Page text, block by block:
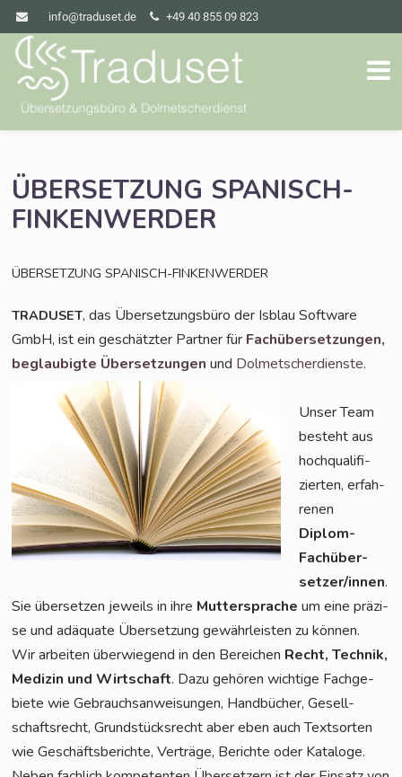
info@traduset.de +49 40 855 09 823
ÜBERSETZUNG SPANISCH-
FINKENWERDER
ÜBERSETZUNG SPANISCH-FINKENWERDER
TRADUSET, das Über­set­zungs­bü­ro der Isblau Soft­ware
GmbH, ist ein geschätz­ter Part­ner für Fach­über­set­zun­gen,
beglau­big­te Über­set­zun­gen und Dol­met­scher­diens­te.
Unser Team
besteht aus
hoch­qua­li­fi­
zier­ten, erfah­
re­nen
Diplom-
Fach­über­
set­zer/in­nen.
Sie über­set­zen jeweils in ihre Mut­ter­spra­che um eine prä­zi­
se und adäqua­te Über­set­zung gewähr­leis­ten zu können.
Wir arbei­ten über­wie­gend in den Berei­chen Recht, Tech­nik,
Medi­zin und Wirt­schaft. Dazu gehö­ren wich­ti­ge Fach­ge­
bie­te wie Gebrauchs­an­wei­sun­gen, Hand­bü­cher, Gesell­
schafts­recht, Grund­stücks­recht aber eben auch Text­sor­ten
wie Geschäfts­be­rich­te, Ver­trä­ge, Berich­te oder Kata­lo­ge.